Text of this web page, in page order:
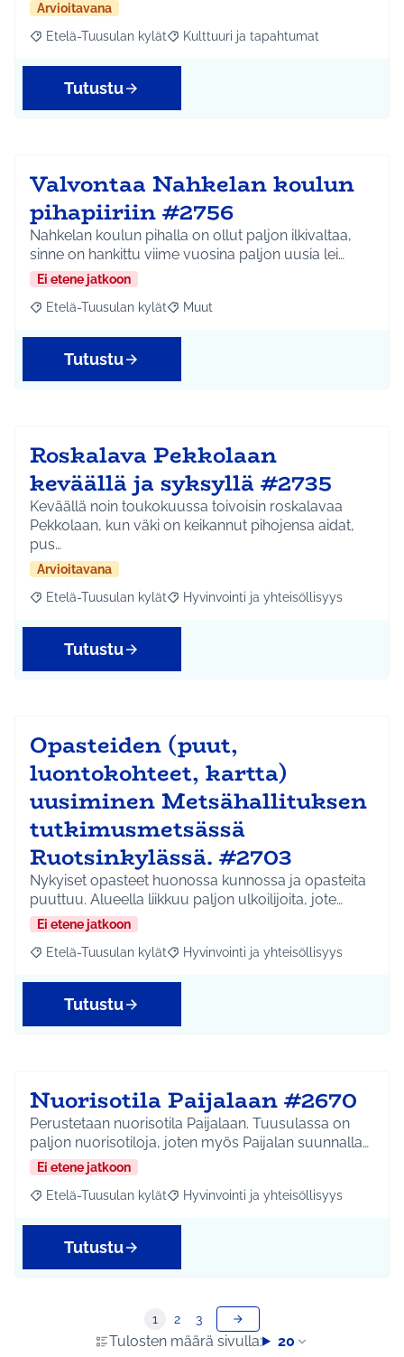
Arvioitavana
Rajaa tulokset aihepiirin mukaan: Etelä-Tuusulan kylät
Etelä-Tuusulan kylät Rajaa tulokset teeman mukaan:
Kulttuuri ja tapahtumat
Tutustu
Valvontaa Nahkelan koulun
pihapiiriin #2756
Nahkelan koulun pihalla on ollut paljon ilkivaltaa,
sinne on hankittu viime vuosina paljon uusia lei…
Ei etene jatkoon
Rajaa tulokset aihepiirin mukaan: Etelä-Tuusulan kylät
Etelä-Tuusulan kylät Rajaa tulokset teeman mukaan: Muut
Muut
Tutustu
Roskalava Pekkolaan
keväällä ja syksyllä #2735
Keväällä noin toukokuussa toivoisin roskalavaa
Pekkolaan, kun väki on keikannut pihojensa aidat,
pus…
Arvioitavana
Rajaa tulokset aihepiirin mukaan: Etelä-Tuusulan kylät
Etelä-Tuusulan kylät Rajaa tulokset teeman mukaan:
Hyvinvointi ja yhteisöllisyys
Tutustu
Opasteiden (puut,
luontokohteet, kartta)
uusiminen Metsähallituksen
tutkimusmetsässä
Ruotsinkylässä. #2703
Nykyiset opasteet huonossa kunnossa ja opasteita
puuttuu. Alueella liikkuu paljon ulkoilijoita, jote…
Ei etene jatkoon
Rajaa tulokset aihepiirin mukaan: Etelä-Tuusulan kylät
Etelä-Tuusulan kylät Rajaa tulokset teeman mukaan:
Hyvinvointi ja yhteisöllisyys
Tutustu
Nuorisotila Paijalaan #2670
Perustetaan nuorisotila Paijalaan. Tuusulassa on
paljon nuorisotiloja, joten myös Paijalan suunnalla…
Ei etene jatkoon
Rajaa tulokset aihepiirin mukaan: Etelä-Tuusulan kylät
Etelä-Tuusulan kylät Rajaa tulokset teeman mukaan:
Hyvinvointi ja yhteisöllisyys
Tutustu
Tulosten määrä sivulla: 20
1 2 3